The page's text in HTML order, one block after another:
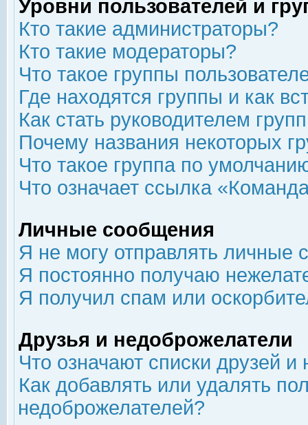
Уровни пользователей и
Кто такие администраторы?
Кто такие модераторы?
Что такое группы
Где находятся группы и как
Как стать руководителем
Почему названия некоторых
Что такое группа по
Что означает ссылка
Личные сообщения
Я не могу отправлять личные
Я постоянно получаю
Я получил спам или
Друзья и недоброжелатели
Что означают списки друзей
Как добавлять или удалять
недоброжелателей?